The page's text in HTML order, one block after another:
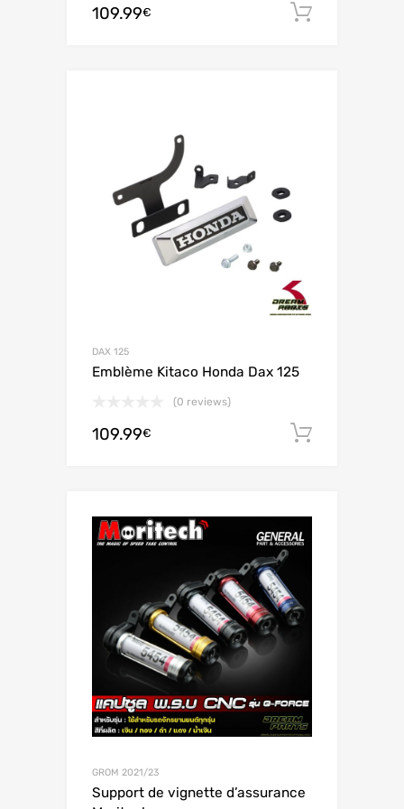
109.99€
DAX 125
Emblème Kitaco Honda Dax 125
(0 reviews)
109.99€
GROM 2021/23
Support de vignette d’assurance